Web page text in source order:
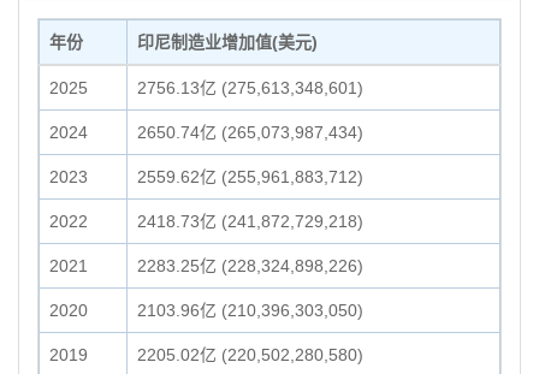
年份 印尼制造业增加值(美元)
2025 2756.13亿 (275,613,348,601)
2024 2650.74亿 (265,073,987,434)
2023 2559.62亿 (255,961,883,712)
2022 2418.73亿 (241,872,729,218)
2021 2283.25亿 (228,324,898,226)
2020 2103.96亿 (210,396,303,050)
2019 2205.02亿 (220,502,280,580)